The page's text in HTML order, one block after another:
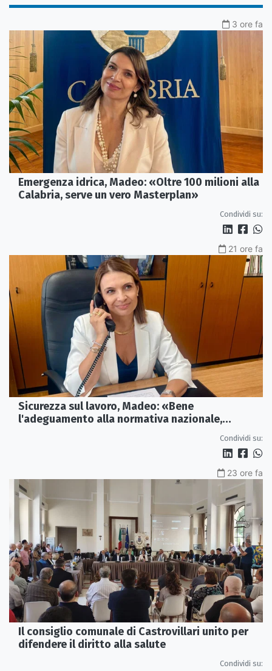
3 ore fa
Emergenza idrica, Madeo: «Oltre 100 milioni alla
Calabria, serve un vero Masterplan»
Condividi su:
21 ore fa
Sicurezza sul lavoro, Madeo: «Bene
l'adeguamento alla normativa nazionale,
Condividi su:
23 ore fa
Il consiglio comunale di Castrovillari unito per
difendere il diritto alla salute
Condividi su: